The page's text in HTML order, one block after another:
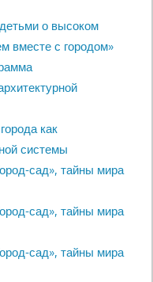
о высоком
вместе с городом»
как
системы
сад», тайны мира
сад», тайны мира
сад», тайны мира